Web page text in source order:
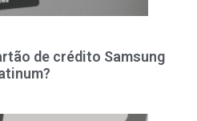
de crédito Samsung